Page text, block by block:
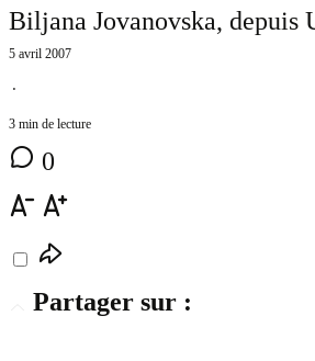
Biljana Jovanovska,
5 avril 2007
⋅
3 min de lecture
0
Partager sur :